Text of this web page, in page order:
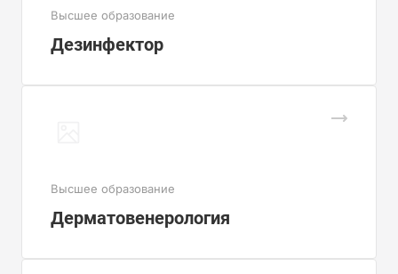
Высшее образование
Дезинфектор
Высшее образование
Дерматовенерология